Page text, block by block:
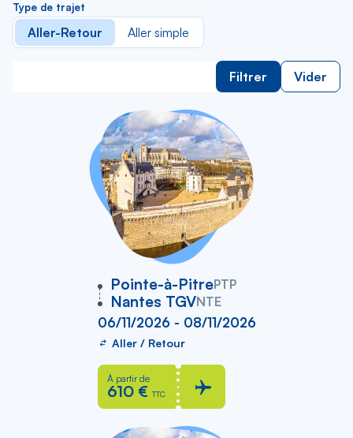
Type de trajet
Aller-Retour Aller simple
Filtrer Vider
Pointe-à-PitrePTP
vers
Nantes TGVNTE
06/11/2026 - 08/11/2026
Aller / Retour
À partir de
610 € TTC